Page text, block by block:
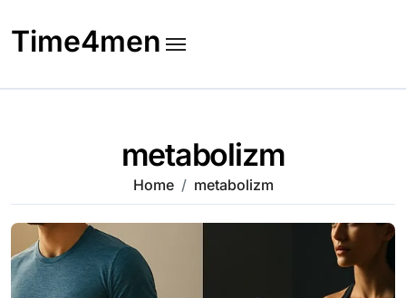
to
content
Time4men
metabolizm
Home metabolizm